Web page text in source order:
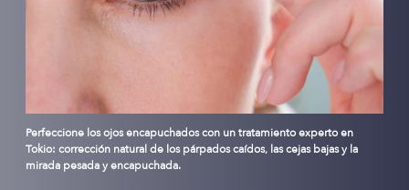
Perfeccione los ojos encapuchados con un tratamiento experto en
Tokio: corrección natural de los párpados caídos, las cejas bajas y la
mirada pesada y encapuchada.